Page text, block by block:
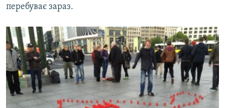
перебуває зараз.